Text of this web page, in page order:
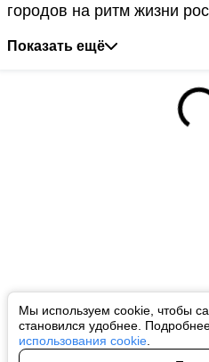
Мы используем cookie, чтобы
становился удобнее.
использования cookie
городов на ритм жизни
Показать ещё